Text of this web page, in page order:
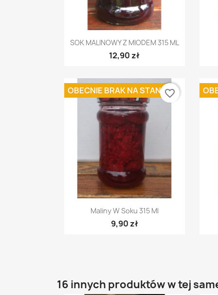
Szybki podgląd
SOK MALINOWY Z MIODEM 315 ML
12,90 zł
Szybki podgląd
Maliny W Soku 315 Ml
9,90 zł
OBECNIE BRAK NA STANIEfavorite_border
16 innych produktów w tej